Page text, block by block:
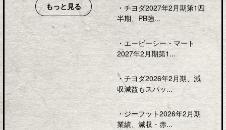
もっと見る ・ チヨダ2027年2月期第1四
半期、PB強...
・ エービーシー・マート
2027年2月期第1...
・チヨダ2026年2月期、減
収減益もスパッ...
・ジーフット2026年2月期
業績、減収・赤...